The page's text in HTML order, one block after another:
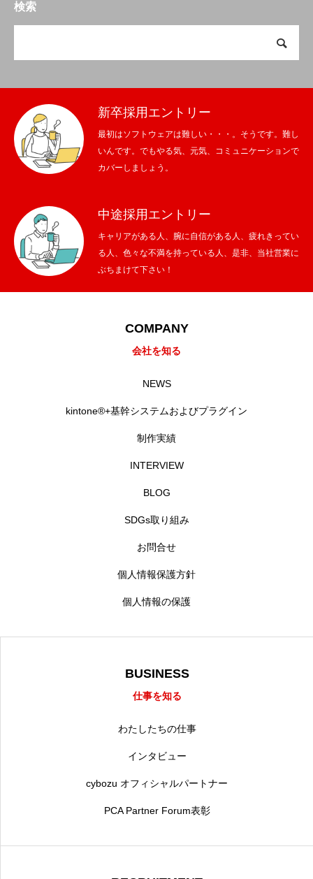
検索
新卒採用エントリー
最初はソフトウェアは難しい・・・。そうです。難し
いんです。でもやる気、元気、コミュニケーションで
カバーしましょう。
中途採用エントリー
キャリアがある人、腕に自信がある人、疲れきってい
る人、色々な不満を持っている人、是非、当社営業に
ぶちまけて下さい！
COMPANY
会社を知る
NEWS
kintone®+基幹システムおよびプラグイン
制作実績
INTERVIEW
BLOG
SDGs取り組み
お問合せ
個人情報保護方針
個人情報の保護
BUSINESS
仕事を知る
わたしたちの仕事
インタビュー
cybozu オフィシャルパートナー
PCA Partner Forum表彰